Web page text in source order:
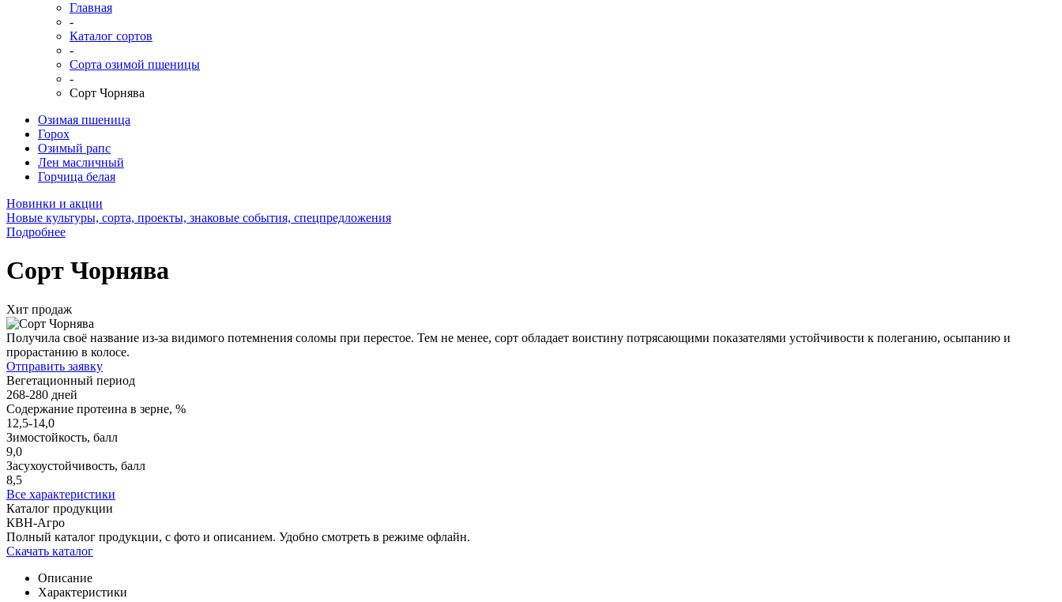
Главная
-
Каталог сортов
-
Сорта озимой пшеницы
-
Сорт Чорнява
Озимая пшеница
Горох
Озимый рапс
Лен масличный
Горчица белая
Новинки и акции
Новые культуры, сорта, проекты, знаковые события, спецпредложения
Подробнее
Сорт Чорнява
Хит продаж
Получила своё название из-за видимого потемнения соломы при перестое. Тем не менее, сорт обладает воистину потрясающими показателями устойчивости к полеганию, осыпанию и
прорастанию в колосе.
Отправить заявку
Вегетационный период
268-280 дней
Содержание протеина в зерне, %
12,5-14,0
Зимостойкость, балл
9,0
Засухоустойчивость, балл
8,5
Все характеристики
Каталог продукции
КВН-Агро
Полный каталог продукции, с фото и описанием. Удобно смотреть в режиме офлайн.
Скачать каталог
Описание
Характеристики